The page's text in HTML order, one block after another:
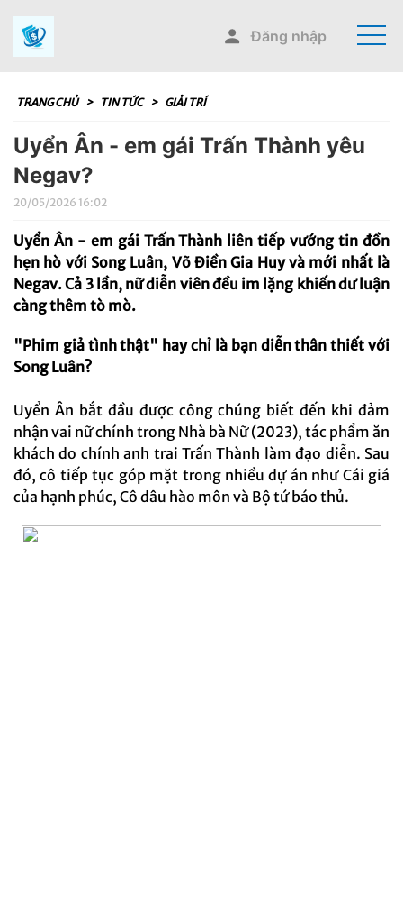
Đăng nhập
TRANG CHỦ > TIN TỨC > GIẢI TRÍ
Uyển Ân - em gái Trấn Thành yêu
Negav?
20/05/2026 16:02
Uyển Ân - em gái Trấn Thành liên tiếp vướng tin đồn
hẹn hò với Song Luân, Võ Điền Gia Huy và mới nhất là
Negav. Cả 3 lần, nữ diễn viên đều im lặng khiến dư luận
càng thêm tò mò.
"Phim giả tình thật" hay chỉ là bạn diễn thân thiết với
Song Luân?
Uyển Ân bắt đầu được công chúng biết đến khi đảm
nhận vai nữ chính trong Nhà bà Nữ (2023), tác phẩm ăn
khách do chính anh trai Trấn Thành làm đạo diễn. Sau
đó, cô tiếp tục góp mặt trong nhiều dự án như Cái giá
của hạnh phúc, Cô dâu hào môn và Bộ tứ báo thủ.